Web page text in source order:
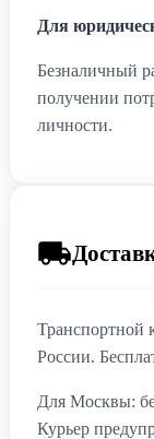
Для
Безналичный
получении
личности.
Транспортной
России.
Для Москвы:
Курьер